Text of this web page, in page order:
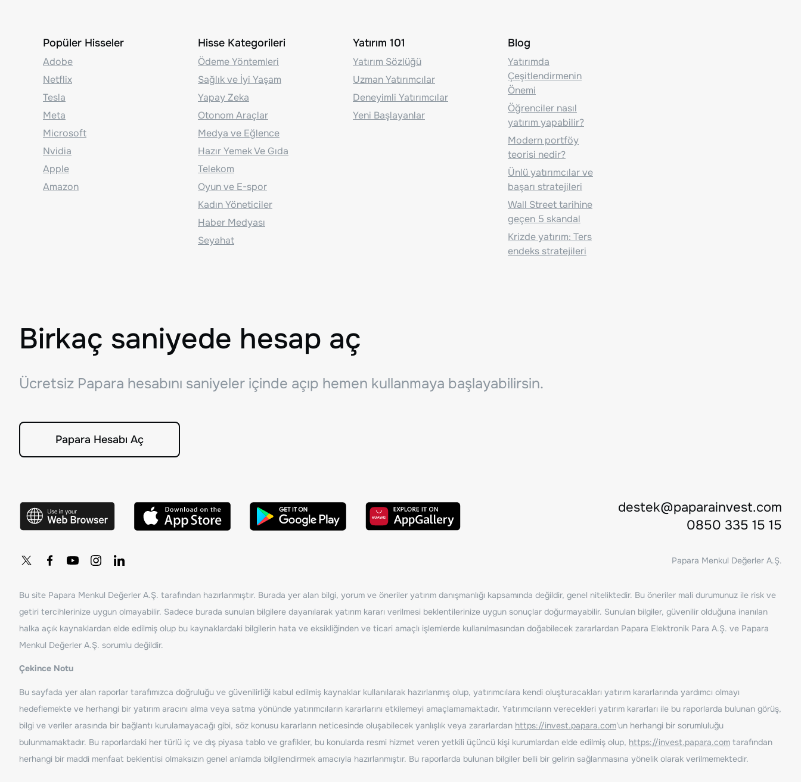
Popüler Hisseler
Adobe
Netflix
Tesla
Meta
Microsoft
Nvidia
Apple
Amazon
Hisse Kategorileri
Ödeme Yöntemleri
Sağlık ve İyi Yaşam
Yapay Zeka
Otonom Araçlar
Medya ve Eğlence
Hazır Yemek Ve Gıda
Telekom
Oyun ve E-spor
Kadın Yöneticiler
Haber Medyası
Seyahat
Yatırım 101
Yatırım Sözlüğü
Uzman Yatırımcılar
Deneyimli Yatırımcılar
Yeni Başlayanlar
Blog
Yatırımda
Çeşitlendirmenin
Önemi
Öğrenciler nasıl
yatırım yapabilir?
Modern portföy
teorisi nedir?
Ünlü yatırımcılar ve
başarı stratejileri
Wall Street tarihine
geçen 5 skandal
Krizde yatırım: Ters
endeks stratejileri
Birkaç saniyede hesap aç
Ücretsiz Papara hesabını saniyeler içinde açıp hemen kullanmaya başlayabilirsin.
Papara Hesabı Aç
destek@paparainvest.com
0850 335 15 15
Papara Menkul Değerler A.Ş.
Bu site Papara Menkul Değerler A.Ş. tarafından hazırlanmıştır. Burada yer alan bilgi, yorum ve öneriler yatırım danışmanlığı kapsamında değildir, genel niteliktedir. Bu öneriler mali durumunuz ile risk ve
getiri tercihlerinize uygun olmayabilir. Sadece burada sunulan bilgilere dayanılarak yatırım kararı verilmesi beklentilerinize uygun sonuçlar doğurmayabilir. Sunulan bilgiler, güvenilir olduğuna inanılan
halka açık kaynaklardan elde edilmiş olup bu kaynaklardaki bilgilerin hata ve eksikliğinden ve ticari amaçlı işlemlerde kullanılmasından doğabilecek zararlardan Papara Elektronik Para A.Ş. ve Papara
Menkul Değerler A.Ş. sorumlu değildir.
Çekince Notu
Bu sayfada yer alan raporlar tarafımızca doğruluğu ve güvenilirliği kabul edilmiş kaynaklar kullanılarak hazırlanmış olup, yatırımcılara kendi oluşturacakları yatırım kararlarında yardımcı olmayı
hedeflemekte ve herhangi bir yatırım aracını alma veya satma yönünde yatırımcıların kararlarını etkilemeyi amaçlamamaktadır. Yatırımcıların verecekleri yatırım kararları ile bu raporlarda bulunan görüş,
bilgi ve veriler arasında bir bağlantı kurulamayacağı gibi, söz konusu kararların neticesinde oluşabilecek yanlışlık veya zararlardan https://invest.papara.com'un herhangi bir sorumluluğu
bulunmamaktadır. Bu raporlardaki her türlü iç ve dış piyasa tablo ve grafikler, bu konularda resmi hizmet veren yetkili üçüncü kişi kurumlardan elde edilmiş olup, https://invest.papara.com tarafından
herhangi bir maddi menfaat beklentisi olmaksızın genel anlamda bilgilendirmek amacıyla hazırlanmıştır. Bu raporlarda bulunan bilgiler belli bir gelirin sağlanmasına yönelik olarak verilmemektedir.